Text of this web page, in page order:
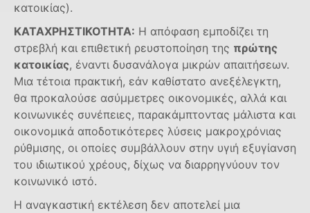
κατοικίας).
ΚΑΤΑΧΡΗΣΤΙΚΟΤΗΤΑ: Η απόφαση εμποδίζει τη
στρεβλή και επιθετική ρευστοποίηση της πρώτης
κατοικίας, έναντι δυσανάλογα μικρών απαιτήσεων.
Μια τέτοια πρακτική, εάν καθίστατο ανεξέλεγκτη,
θα προκαλούσε ασύμμετρες οικονομικές, αλλά και
κοινωνικές συνέπειες, παρακάμπτοντας μάλιστα και
οικονομικά αποδοτικότερες λύσεις μακροχρόνιας
ρύθμισης, οι οποίες συμβάλλουν στην υγιή εξυγίανση
του ιδιωτικού χρέους, δίχως να διαρρηγνύουν τον
κοινωνικό ιστό.
Η αναγκαστική εκτέλεση δεν αποτελεί μια